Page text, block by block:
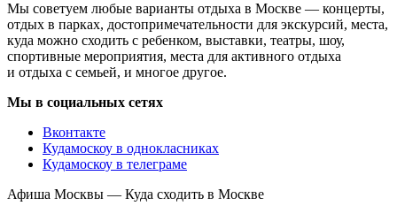
Мы советуем любые варианты отдыха в Москве — концерты,
отдых в парках, достопримечательности для экскурсий, места,
куда можно сходить с ребенком, выставки, театры, шоу,
спортивные мероприятия, места для активного отдыха
и отдыха с семьей, и многое другое.
Мы в социальных сетях
Вконтакте
Кудамоскоу в однокласниках
Кудамоскоу в телеграме
Афиша Москвы — Куда сходить в Москве